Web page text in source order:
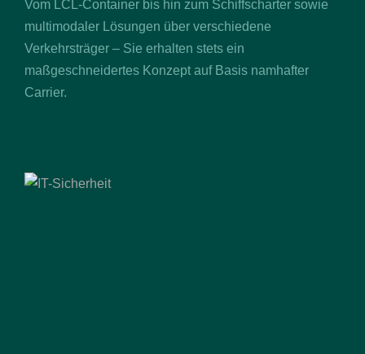
Vom LCL-Container bis hin zum Schiffscharter sowie
multimodaler Lösungen über verschiedene
Verkehrsträger – Sie erhalten stets ein
maßgeschneidertes Konzept auf Basis namhafter
Carrier.